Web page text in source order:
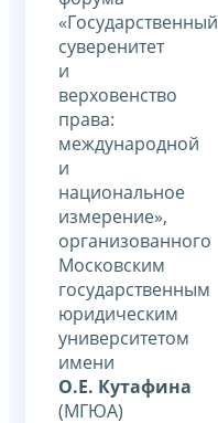
«Государственный
суверенитет
и
верховенство
права:
международной
и
национальное
измерение»,
организованного
Московским
государственным
юридическим
университетом
имени
О.Е. Кутафина
(МГЮА)